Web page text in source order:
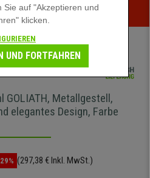
Zeit - Aktion ansehen -
GOLIATH, Metallgestell,
elegantes Design, Farbe
(297,38 € Inkl. MwSt.)
Sie auf "Akzeptieren und
klicken.
UND FORTFAHREN